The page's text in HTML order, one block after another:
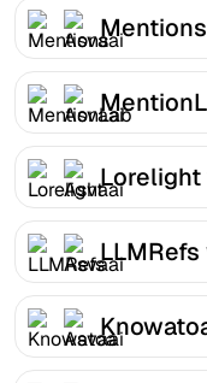
Lorelight
LLMRefs